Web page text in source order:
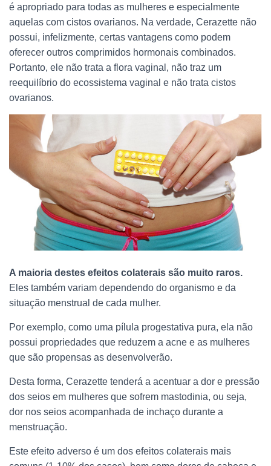
é apropriado para todas as mulheres e especialmente
aquelas com cistos ovarianos. Na verdade, Cerazette não
possui, infelizmente, certas vantagens como podem
oferecer outros comprimidos hormonais combinados.
Portanto, ele não trata a flora vaginal, não traz um
reequilíbrio do ecossistema vaginal e não trata cistos
ovarianos.
A maioria destes efeitos colaterais são muito raros.
Eles também variam dependendo do organismo e da
situação menstrual de cada mulher.
Por exemplo, como uma pílula progestativa pura, ela não
possui propriedades que reduzem a acne e as mulheres
que são propensas as desenvolverão.
Desta forma, Cerazette tenderá a acentuar a dor e pressão
dos seios em mulheres que sofrem mastodinia, ou seja,
dor nos seios acompanhada de inchaço durante a
menstruação.
Este efeito adverso é um dos efeitos colaterais mais